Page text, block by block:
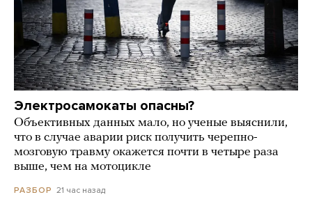
Электросамокаты опасны?
Объективных данных мало, но ученые выяснили,
что в случае аварии риск получить черепно-
мозговую травму окажется почти в четыре раза
выше, чем на мотоцикле
РАЗБОР 21 час назад